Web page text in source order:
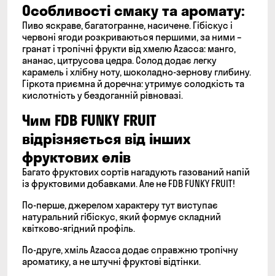
Особливості смаку та аромату:
Пиво яскраве, багатогранне, насичене. Гібіскус і
червоні ягоди розкриваються першими, за ними –
гранат і тропічні фрукти від хмелю Azacca: манго,
ананас, цитрусова цедра. Солод додає легку
карамель і хлібну ноту, шоколадно-зернову глибину.
Гіркота приємна й доречна: утримує солодкість та
кислотність у бездоганній рівновазі.
Чим FDB FUNKY FRUIT
відрізняється від інших
фруктових елів
Багато фруктових сортів нагадують газований напій
із фруктовими добавками. Але не FDB FUNKY FRUIT!
По-перше, джерелом характеру тут виступає
натуральний гібіскус, який формує складний
квітково-ягідний профіль.
По-друге, хміль Azacca додає справжню тропічну
ароматику, а не штучні фруктові відтінки.